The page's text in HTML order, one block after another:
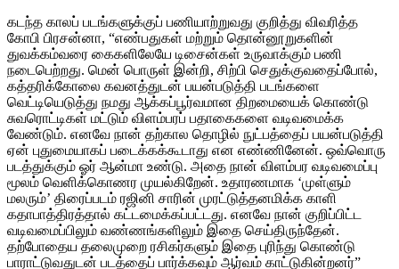
கடந்த காலப் படங்களுக்குப் பணியாற்றுவது குறித்து விவரித்த
கோபி பிரசன்னா, “எண்பதுகள் மற்றும் தொன்னூறுகளின்
துவக்கம்வரை கைகளிலேயே டிசைன்கள் உருவாக்கும் பணி
நடைபெற்றது. மென் பொருள் இன்றி, சிற்பி செதுக்குவதைப்போல்,
கத்தரிக்கோலை கவனத்துடன் பயன்படுத்தி படங்களை
வெட்டியெடுத்து நமது ஆக்கப்பூர்வமான திறமையைக் கொண்டு
சுவரொட்டிகள் மட்டும் விளம்பரப் பதாகைகளை வடிவமைக்க
வேண்டும். எனவே நான் தற்கால தொழில் நுட்பத்தைப் பயன்படுத்தி
ஏன் புதுமையாகப் படைக்கக்கூடாது என எண்ணினேன். ஒவ்வொரு
படத்துக்கும் ஓர் ஆன்மா உண்டு. அதை நான் விளம்பர வடிவமைப்பு
மூலம் வெளிக்கொணர முயல்கிறேன். உதாரணமாக ‘முள்ளும்
மலரும்’ திரைப்படம் ரஜினி சாரின் முரட்டுத்தனமிக்க காளி
கதாபாத்திரத்தால் கட்டமைக்கப்பட்டது. எனவே நான் குறிப்பிட்ட
வடிவமைப்பிலும் வண்ணங்களிலும் இதை செய்திருந்தேன்.
தற்போதைய தலைமுறை ரசிகர்களும் இதை புரிந்து கொண்டு
பாராட்டுவதுடன் படத்தைப் பார்க்கவும் ஆர்வம் காட்டுகின்றனர்”